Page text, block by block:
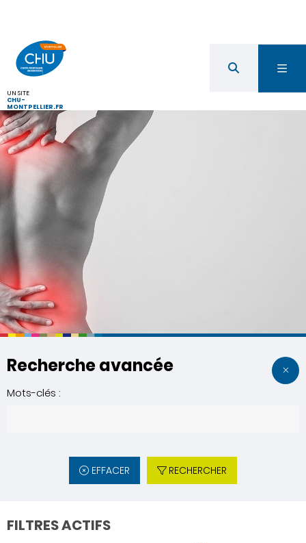
UN SITE
CHU-
MONTPELLIER.FR
Recherche avancée
Mots-clés :
EFFACER RECHERCHER
FILTRES ACTIFS